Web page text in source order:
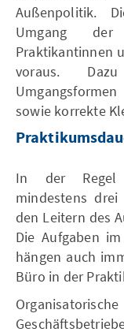
Außenpolitik.
Umgang
Praktikantinnen
voraus.
sowie korrekte
In der Regel
mindestens
den Leitern des
Die Aufgaben
hängen auch
Büro in der